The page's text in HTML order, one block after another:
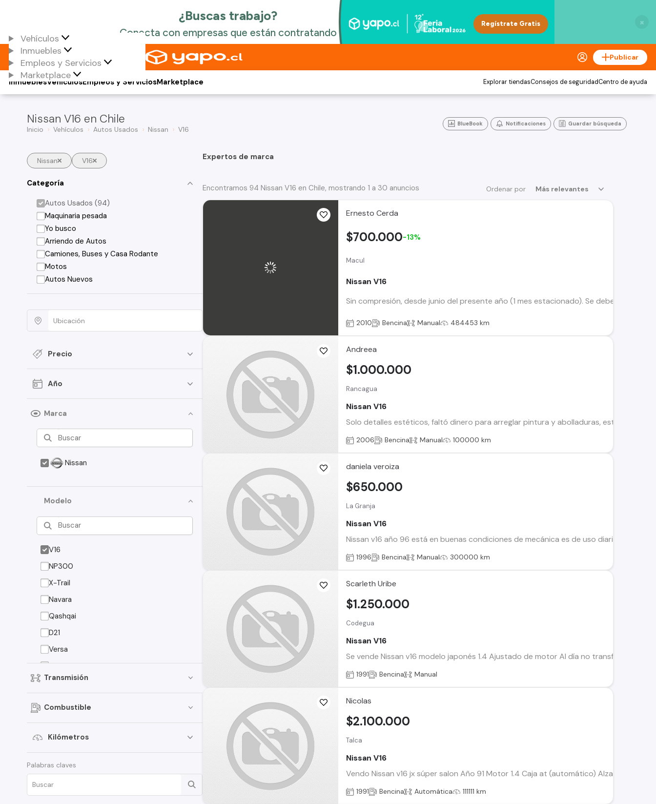
×
Vehículos
Inmuebles
Empleos y Servicios
Marketplace
Publicar
Vehículos
Inmuebles Empleos y ServiciosMarketplace Explorar tiendasConsejos de seguridadCentro de ayuda
Nissan V16 en Chile
Inicio Vehículos Autos Usados Nissan V16
BlueBook Notificaciones Guardar búsqueda
Nissan V16
Categoría
Autos Usados (94)
Maquinaria pesada
Yo busco
Arriendo de Autos
Camiones, Buses y Casa Rodante
Motos
Autos Nuevos
Precio
Año
Marca
Nissan
Modelo
V16
NP300
X-Trail
Navara
Qashqai
D21
Versa
Kicks
Terrano
Sentra
Tiida
Note
ALTIMA
Transmisión
Combustible
Kilómetros
Palabras claves
Expertos de marca
Ordenar por Más relevantes
Encontramos 94 Nissan V16 en Chile, mostrando 1 a 30 anuncios
Ernesto Cerda
Macul
Nissan V16
Sin compresión, desde junio del presente año (1 mes estacionado). Se debe ajustar o
$700.000-13%
2010 Bencina Manual 484453 km
Andreea
Rancagua
Nissan V16
Solo detalles estéticos, faltó dinero para arreglar pintura y abolladuras, esta
$1.000.000
2006 Bencina Manual 100000 km
daniela veroiza
La Granja
Nissan V16
Nissan v16 año 96 está en buenas condiciones de mecánica es de uso diario con
$650.000
1996 Bencina Manual 300000 km
Scarleth Uribe
Codegua
Nissan V16
Se vende Nissan v16 modelo japonés 1.4 Ajustado de motor Al día no transferible
$1.250.000
1991 Bencina Manual
Nicolas
Talca
Nissan V16
Vendo Nissan v16 jx súper salon Año 91 Motor 1.4 Caja at (automático) Alzavidrios
$2.100.000
1991 Bencina Automática 111111 km